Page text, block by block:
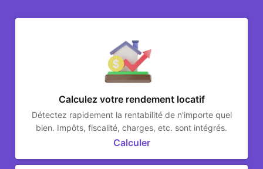
Calculez votre rendement locatif
Détectez rapidement la rentabilité de n'importe quel
bien. Impôts, fiscalité, charges, etc. sont intégrés.
Calculer